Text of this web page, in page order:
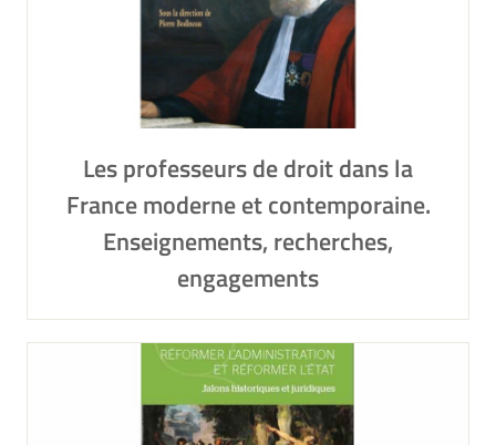
Les professeurs de droit dans la
France moderne et contemporaine.
Enseignements, recherches,
engagements